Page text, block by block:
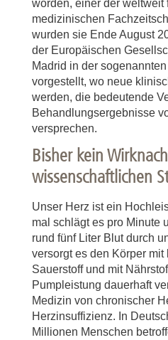
worden, einer der weltweit
medizinischen
wurden sie Ende August
der Europäischen
Madrid in der
vorgestellt, wo neue
werden, die bedeutende
Behandlungsergebnisse
versprechen.
Bisher kein
wissenschaftlichen
Unser Herz ist ein
mal schlägt es pro Minute
rund fünf Liter Blut durch
versorgt es den Körper
Sauerstoff und mit
Pumpleistung dauerhaft
Medizin von chronischer
Herzinsuffizienz. In
Millionen Menschen